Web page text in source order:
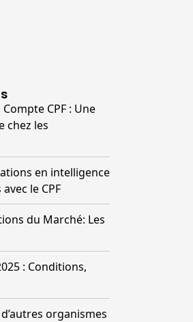
CPF : Une
chez les
en intelligence
le CPF
du Marché: Les
: Conditions,
organismes